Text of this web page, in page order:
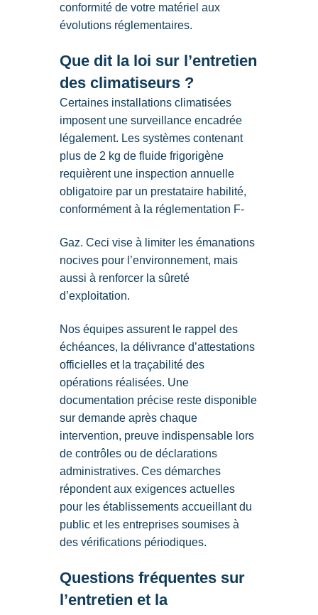
conformité de votre matériel aux
évolutions réglementaires.
Que dit la loi sur l’entretien
des climatiseurs ?
Certaines installations climatisées
imposent une surveillance encadrée
légalement. Les systèmes contenant
plus de 2 kg de fluide frigorigène
requièrent une inspection annuelle
obligatoire par un prestataire habilité,
conformément à la réglementation F-
Gaz. Ceci vise à limiter les émanations
nocives pour l’environnement, mais
aussi à renforcer la sûreté
d’exploitation.
Nos équipes assurent le rappel des
échéances, la délivrance d’attestations
officielles et la traçabilité des
opérations réalisées. Une
documentation précise reste disponible
sur demande après chaque
intervention, preuve indispensable lors
de contrôles ou de déclarations
administratives. Ces démarches
répondent aux exigences actuelles
pour les établissements accueillant du
public et les entreprises soumises à
des vérifications périodiques.
Questions fréquentes sur
l’entretien et la